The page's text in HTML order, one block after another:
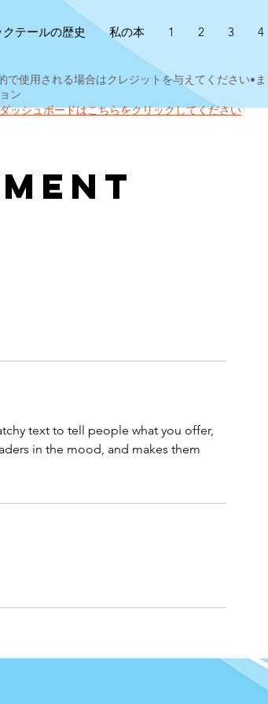
テールの歴史 私の本 1 2 3 4
使用される場合はクレジットを与えてください•
ン
ッシュボードはこちらをクリックしてください
text to tell people what you offer,
in the mood, and makes them